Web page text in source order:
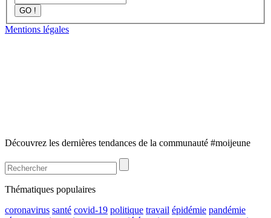
GO !
Mentions légales
Découvrez les dernières tendances de la communauté #moijeune
Thématiques populaires
coronavirus santé covid-19 politique travail épidémie pandémie